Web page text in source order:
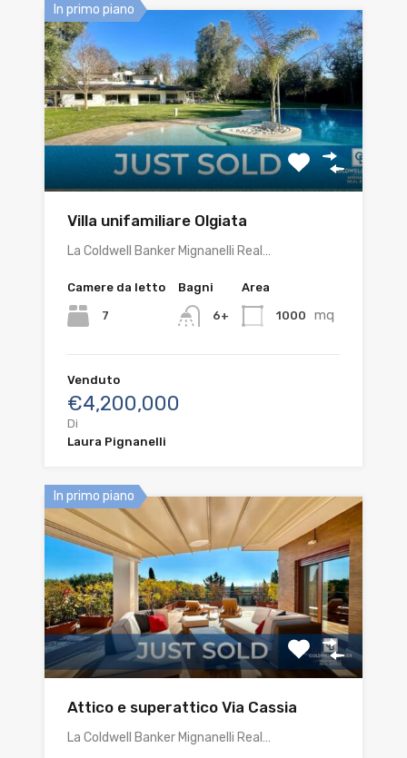
In primo piano
Villa unifamiliare Olgiata
La Coldwell Banker Mignanelli Real…
Camere da letto
7
Bagni
6+
Area
1000 mq
Venduto
€4,200,000
Di
Laura Pignanelli
In primo piano
Attico e superattico Via Cassia
La Coldwell Banker Mignanelli Real…